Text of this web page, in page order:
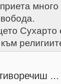
Сухарто
...